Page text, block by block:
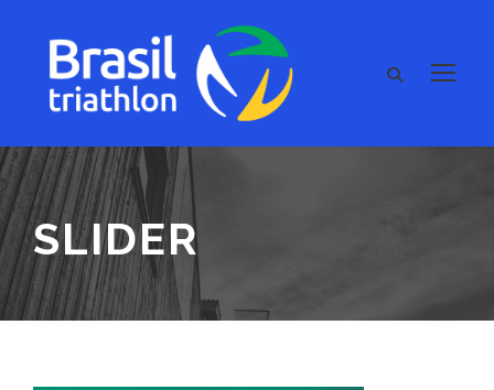
SLIDER